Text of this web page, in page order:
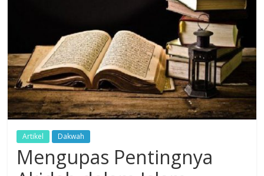
Ikhtiar
Artikel Dakwah
Mengupas Pentingnya